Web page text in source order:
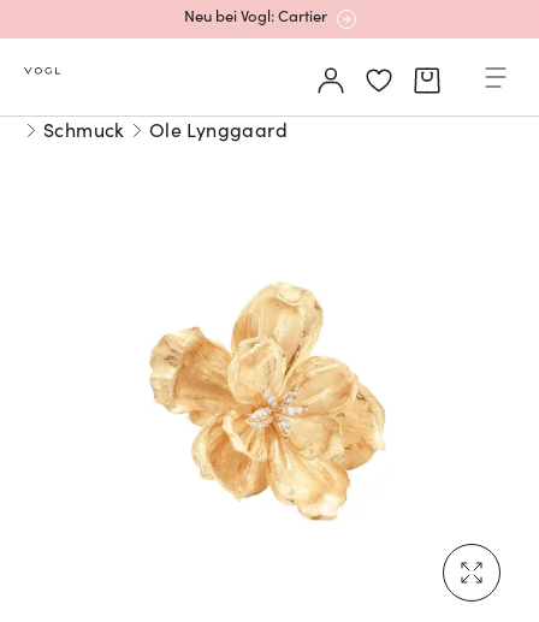
Neu bei Vogl: Cartier
Mehr erfahren: Ikonische Uhren von Cartier
Neu bei Vogl: Uhren von Grand Seiko
Neu bei Vogl: Cartier
Schmuck Ole Lynggaard